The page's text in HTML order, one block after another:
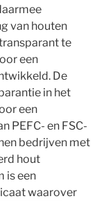
van houten
te
een
De
in het
een
PEFC- en FSC-
bedrijven met
hout
is een
waarover